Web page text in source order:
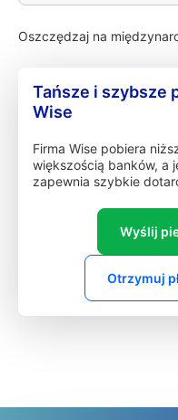
Oszczędzaj na
Tańsze i szybsze
Wise
Firma Wise pobiera
większością banków, a
zapewnia szybkie
Wyślij
Otrzymuj